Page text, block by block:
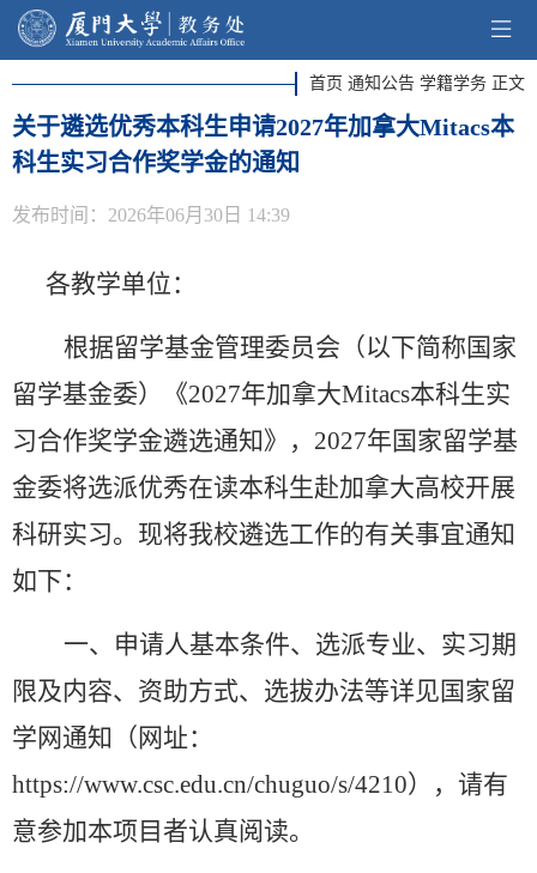
首页 通知公告 学籍学务 正文
关于遴选优秀本科生申请2027年加拿大Mitacs本
科生实习合作奖学金的通知
发布时间：2026年06月30日 14:39
各教学单位：
根据留学基金管理委员会（以下简称国家
留学基金委）《2027年加拿大Mitacs本科生实
习合作奖学金遴选通知》， 2027年国家留学基
金委将选派优秀在读本科生赴加拿大高校开展
科研实习。现将我校遴选工作的有关事宜通知
如下：
一、申请人基本条件、选派专业、实习期
限及内容、资助方式、选拔办法等详见国家留
学网通知（网址：
https://www.csc.edu.cn/chuguo/s/4210），请有
意参加本项目者认真阅读。